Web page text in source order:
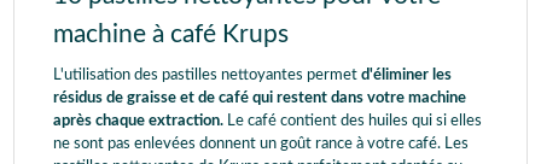
machine à café Krups
L'utilisation des pastilles nettoyantes permet d'éliminer les
résidus de graisse et de café qui restent dans votre machine
après chaque extraction. Le café contient des huiles qui si elles
ne sont pas enlevées donnent un goût rance à votre café. Les